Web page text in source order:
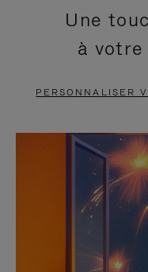
EN
PAUSE,
APPUYEZ
POUR
METTRE
PAUSE
VIDÉO
EST
POUR
LE
SON
Une
à
PERSONNALISER